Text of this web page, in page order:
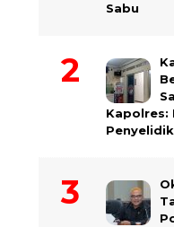
Sabu
Kapolres: